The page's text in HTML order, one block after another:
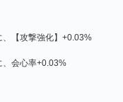
【攻撃強化】+0.03%
会心率+0.03%